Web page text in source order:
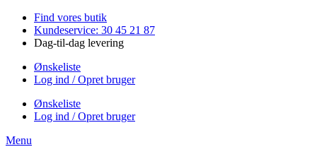
Videre
indhold
Find vores butik
Kundeservice: 30 45 21 87
Dag-til-dag levering
Ønskeliste
Log ind / Opret bruger
Ønskeliste
Log ind / Opret bruger
Menu